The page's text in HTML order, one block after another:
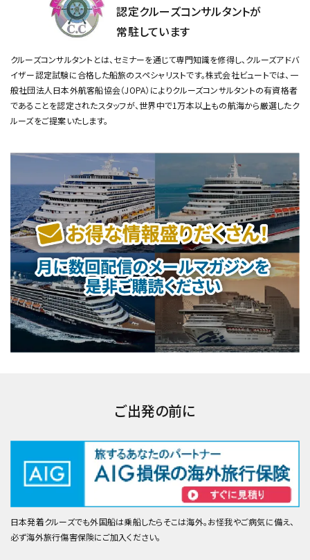
認定クルーズコンサルタントが
常駐しています
クルーズコンサルタントとは、セミナーを通じて専門知識を修得し、クルーズアドバ
イザー認定試験に合格した船旅のスペシャリストです。株式会社ビュートでは、一
般社団法人日本外航客船協会（JOPA）によりクルーズコンサルタントの有資格者
であることを認定されたスタッフが、世界中で1万本以上もの航海から厳選したク
ルーズをご提案いたします。
ご出発の前に
日本発着クルーズでも外国船は乗船したらそこは海外。お怪我やご病気に備え、
必ず海外旅行傷害保険にご加入ください。